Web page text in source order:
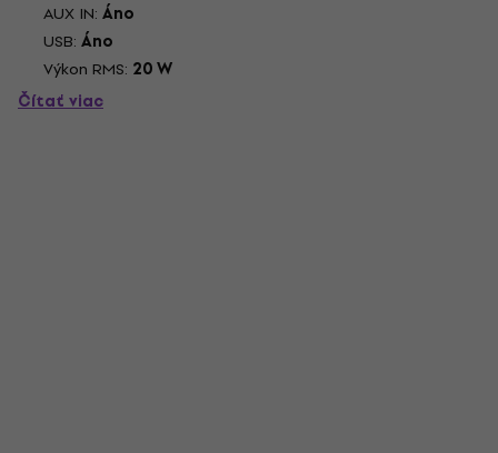
AUX IN: Áno
USB: Áno
Výkon RMS: 20 W
Čítať viac